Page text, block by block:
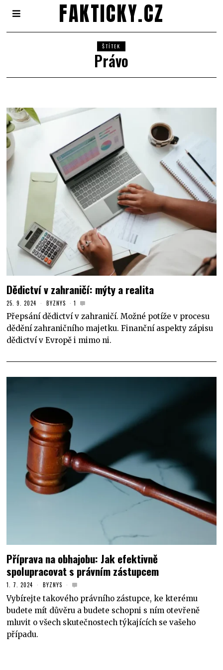
FAKTICKY.CZ
ŠTÍTEK
Právo
Dědictví v zahraničí: mýty a realita
25. 9. 2024 BYZNYS 1
Přepsání dědictví v zahraničí. Možné potíže v procesu
dědění zahraničního majetku. Finanční aspekty zápisu
dědictví v Evropě i mimo ni.
Příprava na obhajobu: Jak efektivně
spolupracovat s právním zástupcem
1. 7. 2024 BYZNYS
Vybírejte takového právního zástupce, ke kterému
budete mít důvěru a budete schopni s ním otevřeně
mluvit o všech skutečnostech týkajících se vašeho
případu.